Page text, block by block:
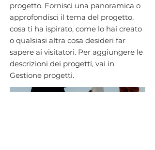
progetto. Fornisci una panoramica o
approfondisci il tema del progetto,
cosa ti ha ispirato, come lo hai creato
o qualsiasi altra cosa desideri far
sapere ai visitatori. Per aggiungere le
descrizioni dei progetti, vai in
Gestione progetti.